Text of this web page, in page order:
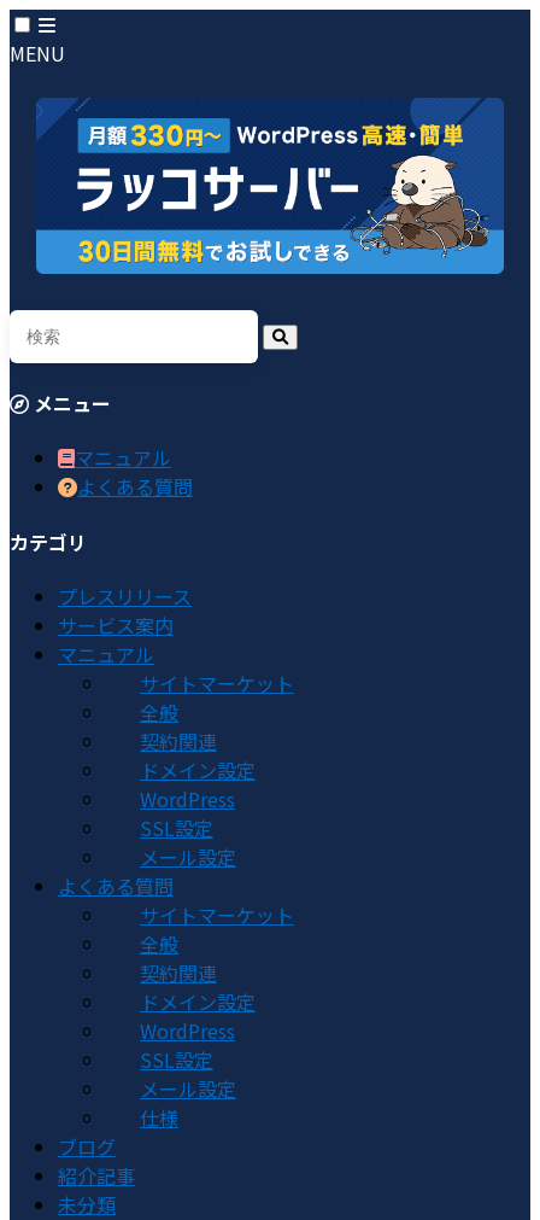
MENU
メニュー
マニュアル
よくある質問
カテゴリ
プレスリリース
サービス案内
マニュアル
サイトマーケット
全般
契約関連
ドメイン設定
WordPress
SSL設定
メール設定
よくある質問
サイトマーケット
全般
契約関連
ドメイン設定
WordPress
SSL設定
メール設定
仕様
ブログ
紹介記事
未分類